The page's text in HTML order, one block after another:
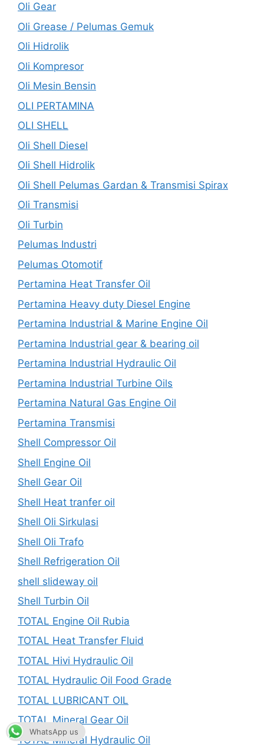
Oli Gear
Oli Grease / Pelumas Gemuk
Oli Hidrolik
Oli Kompresor
Oli Mesin Bensin
OLI PERTAMINA
OLI SHELL
Oli Shell Diesel
Oli Shell Hidrolik
Oli Shell Pelumas Gardan & Transmisi Spirax
Oli Transmisi
Oli Turbin
Pelumas Industri
Pelumas Otomotif
Pertamina Heat Transfer Oil
Pertamina Heavy duty Diesel Engine
Pertamina Industrial & Marine Engine Oil
Pertamina Industrial gear & bearing oil
Pertamina Industrial Hydraulic Oil
Pertamina Industrial Turbine Oils
Pertamina Natural Gas Engine Oil
Pertamina Transmisi
Shell Compressor Oil
Shell Engine Oil
Shell Gear Oil
Shell Heat tranfer oil
Shell Oli Sirkulasi
Shell Oli Trafo
Shell Refrigeration Oil
shell slideway oil
Shell Turbin Oil
TOTAL Engine Oil Rubia
TOTAL Heat Transfer Fluid
TOTAL Hivi Hydraulic Oil
TOTAL Hydraulic Oil Food Grade
TOTAL LUBRICANT OIL
TOTAL Mineral Gear Oil
TOTAL Mineral Hydraulic Oil
WhatsApp us